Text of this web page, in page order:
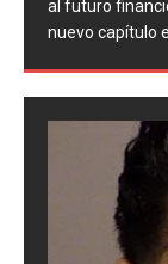
Argentino
argentina